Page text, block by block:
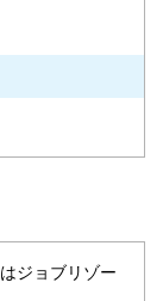
ジョブリゾー